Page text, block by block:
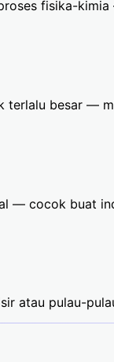
fisika-
besar —
— cocok buat
atau pulau-